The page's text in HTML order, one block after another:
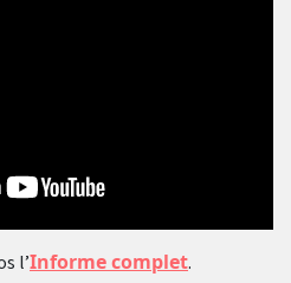
l’Informe complet.